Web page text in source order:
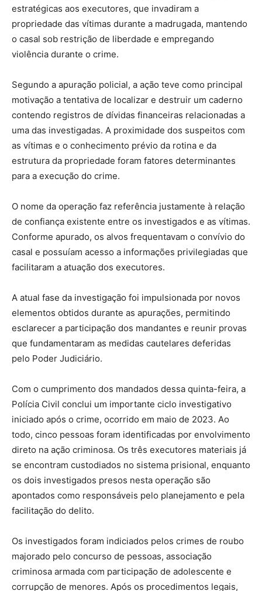
estratégicas aos executores, que invadiram a
propriedade das vítimas durante a madrugada, mantendo
o casal sob restrição de liberdade e empregando
violência durante o crime.
Segundo a apuração policial, a ação teve como principal
motivação a tentativa de localizar e destruir um caderno
contendo registros de dívidas financeiras relacionadas a
uma das investigadas. A proximidade dos suspeitos com
as vítimas e o conhecimento prévio da rotina e da
estrutura da propriedade foram fatores determinantes
para a execução do crime.
O nome da operação faz referência justamente à relação
de confiança existente entre os investigados e as vítimas.
Conforme apurado, os alvos frequentavam o convívio do
casal e possuíam acesso a informações privilegiadas que
facilitaram a atuação dos executores.
A atual fase da investigação foi impulsionada por novos
elementos obtidos durante as apurações, permitindo
esclarecer a participação dos mandantes e reunir provas
que fundamentaram as medidas cautelares deferidas
pelo Poder Judiciário.
Com o cumprimento dos mandados dessa quinta-feira, a
Polícia Civil conclui um importante ciclo investigativo
iniciado após o crime, ocorrido em maio de 2023. Ao
todo, cinco pessoas foram identificadas por envolvimento
direto na ação criminosa. Os três executores materiais já
se encontram custodiados no sistema prisional, enquanto
os dois investigados presos nesta operação são
apontados como responsáveis pelo planejamento e pela
facilitação do delito.
Os investigados foram indiciados pelos crimes de roubo
majorado pelo concurso de pessoas, associação
criminosa armada com participação de adolescente e
corrupção de menores. Após os procedimentos legais,